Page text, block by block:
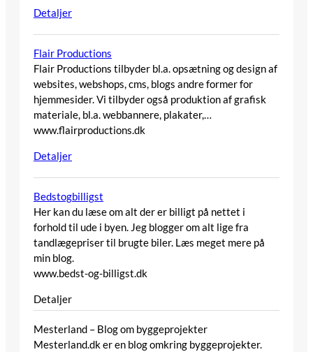
Detaljer
Flair Productions
Flair Productions tilbyder bl.a. opsætning og design af
websites, webshops, cms, blogs andre former for
hjemmesider. Vi tilbyder også produktion af grafisk
materiale, bl.a. webbannere, plakater,…
www.flairproductions.dk
Detaljer
Bedstogbilligst
Her kan du læse om alt der er billigt på nettet i
forhold til ude i byen. Jeg blogger om alt lige fra
tandlægepriser til brugte biler. Læs meget mere på
min blog.
www.bedst-og-billigst.dk
Detaljer
Mesterland – Blog om byggeprojekter
Mesterland.dk er en blog omkring byggeprojekter.